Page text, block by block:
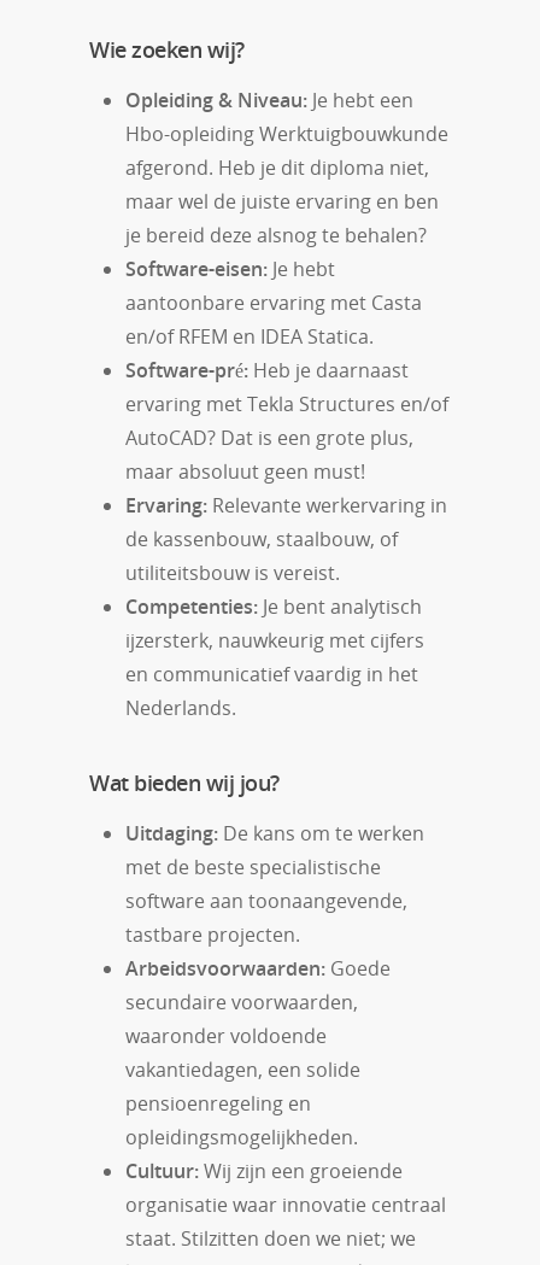
Wie zoeken wij?
Opleiding & Niveau: Je hebt een
Hbo-opleiding Werktuigbouwkunde
afgerond. Heb je dit diploma niet,
maar wel de juiste ervaring en ben
je bereid deze alsnog te behalen?
Software-eisen: Je hebt
aantoonbare ervaring met Casta
en/of RFEM en IDEA Statica.
Software-pré: Heb je daarnaast
ervaring met Tekla Structures en/of
AutoCAD? Dat is een grote plus,
maar absoluut geen must!
Ervaring: Relevante werkervaring in
de kassenbouw, staalbouw, of
utiliteitsbouw is vereist.
Competenties: Je bent analytisch
ijzersterk, nauwkeurig met cijfers
en communicatief vaardig in het
Nederlands.
Wat bieden wij jou?
Uitdaging: De kans om te werken
met de beste specialistische
software aan toonaangevende,
tastbare projecten.
Arbeidsvoorwaarden: Goede
secundaire voorwaarden,
waaronder voldoende
vakantiedagen, een solide
pensioenregeling en
opleidingsmogelijkheden.
Cultuur:Wij zijn een groeiende
organisatie waar innovatie centraal
staat. Stilzitten doen we niet; we